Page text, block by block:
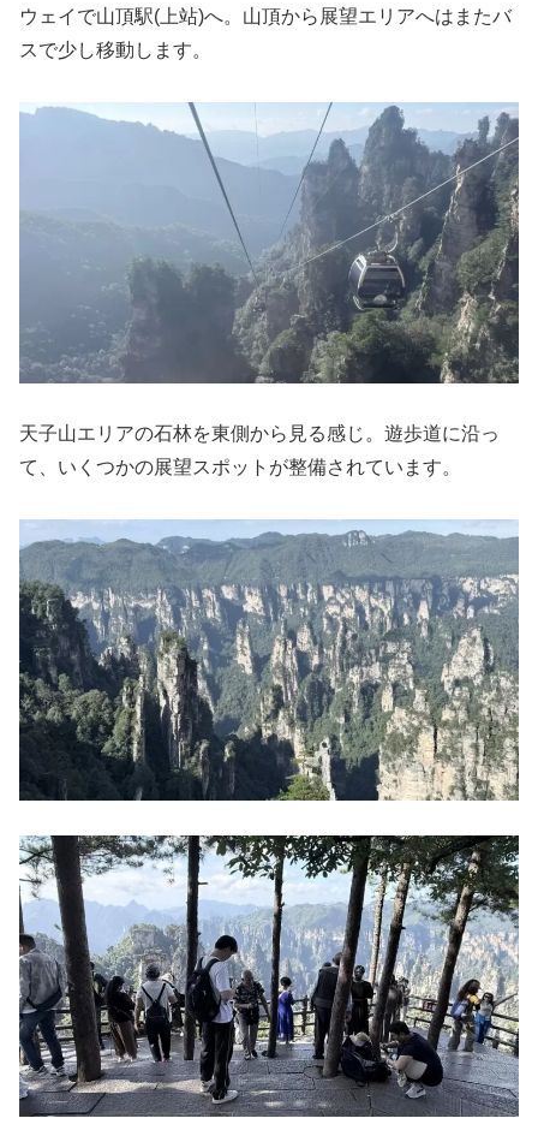
ウェイで山頂駅(上站)へ。山頂から展望エリアへはまたバ
スで少し移動します。
天子山エリアの石林を東側から見る感じ。遊歩道に沿っ
て、いくつかの展望スポットが整備されています。